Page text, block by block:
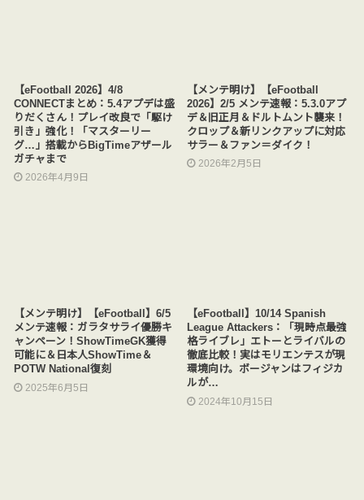
【eFootball 2026】4/8
CONNECTまとめ：5.4アプデは盛
りだくさん！プレイ改良で「駆け
引き」強化！「マスターリー
グ…」搭載からBigTimeアザール
ガチャまで
2026年4月9日
【メンテ明け】【eFootball
2026】2/5 メンテ速報：5.3.0アプ
デ＆旧正月＆ドルトムント襲来！
クロップ＆新リンクアップに対応
サラー＆ファン＝ダイク！
2026年2月5日
【メンテ明け】【eFootball】6/5
メンテ速報：ガラタサライ優勝キ
ャンペーン！ShowTimeGK獲得
可能に＆日本人ShowTime＆
POTW National復刻
2025年6月5日
【eFootball】10/14 Spanish
League Attackers：「現時点最強
格ライブレ」エトーとライバルの
徹底比較！実はモリエンテスが現
環境向け。ボージャンはフィジカ
ルが…
2024年10月15日